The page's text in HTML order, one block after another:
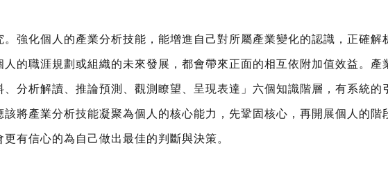
強化個人的產業分析技能，能增進自己對所屬產業變化的認識，正確解
的職涯規劃或組織的未來發展，都會帶來正面的相互依附加值效益。產
分析解讀、推論預測、觀測瞭望、呈現表達」六個知識階層，有系統的引
將產業分析技能凝聚為個人的核心能力，先鞏固核心，再開展個人的階
有信心的為自己做出最佳的判斷與決策。